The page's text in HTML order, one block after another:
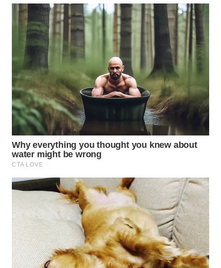
WN
PAKPAK
KARAWANG
WN
BEKASI
BOGOR
WN
DEPOK
TAPANULI
UTARA
WN
SAMOSIR